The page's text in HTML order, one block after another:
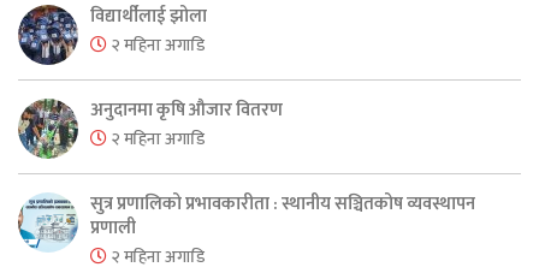
विद्यार्थीलाई झोला
२ महिना अगाडि
अनुदानमा कृषि औजार वितरण
२ महिना अगाडि
सुत्र प्रणालिको प्रभावकारीता : स्थानीय सञ्चितकोष व्यवस्थापन
प्रणाली
२ महिना अगाडि